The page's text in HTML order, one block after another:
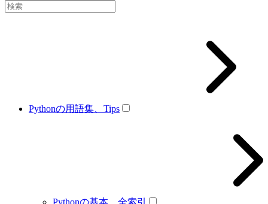
Pythonの用語集、Tips
Pythonの基本、全索引